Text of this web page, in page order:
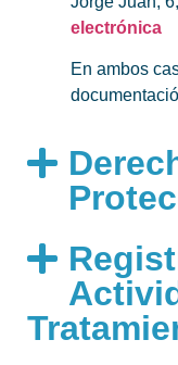
electrónica
En ambos